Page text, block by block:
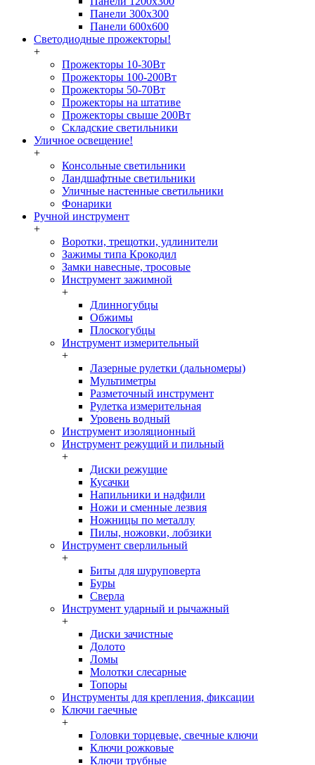
Панели 300х300
Панели 600х600
Светодиодные прожекторы!
+
Прожекторы 10-30Вт
Прожекторы 100-200Вт
Прожекторы 50-70Вт
Прожекторы на штативе
Прожекторы свыше 200Вт
Складские светильники
Уличное освещение!
+
Консольные светильники
Ландшафтные светильники
Уличные настенные светильники
Фонарики
Ручной инструмент
+
Воротки, трещотки, удлинители
Зажимы типа Крокодил
Замки навесные, тросовые
Инструмент зажимной
+
Длинногубцы
Обжимы
Плоскогубцы
Инструмент измерительный
+
Лазерные рулетки (дальномеры)
Мультиметры
Разметочный инструмент
Рулетка измерительная
Уровень водный
Инструмент изоляционный
Инструмент режущий и пильный
+
Диски режущие
Кусачки
Напильники и надфили
Ножи и сменные лезвия
Ножницы по металлу
Пилы, ножовки, лобзики
Инструмент сверлильный
+
Биты для шуруповерта
Буры
Сверла
Инструмент ударный и рычажный
+
Диски зачистные
Долото
Ломы
Молотки слесарные
Топоры
Инструменты для крепления, фиксации
Ключи гаечные
+
Головки торцевые, свечные ключи
Ключи рожковые
Ключи трубные